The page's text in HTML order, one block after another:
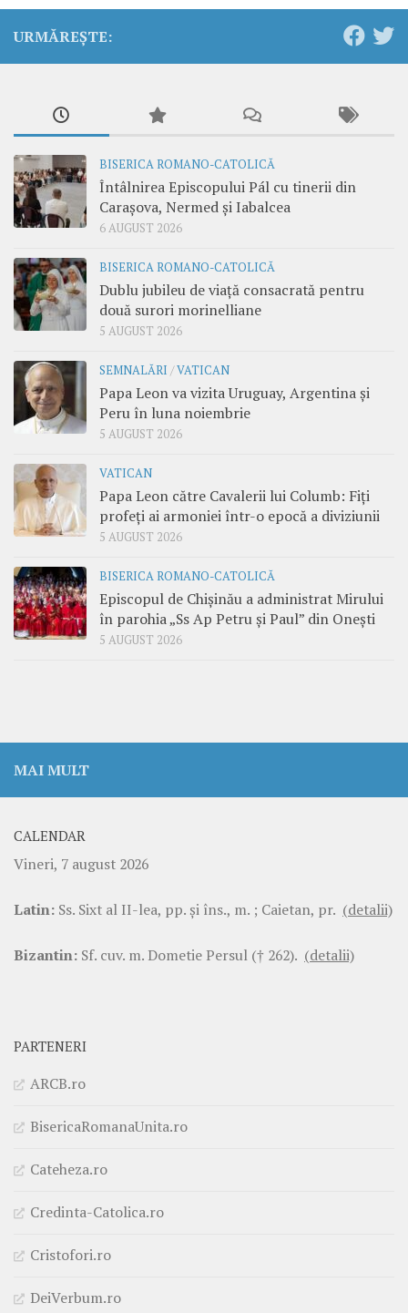
URMĂREȘTE:
BISERICA ROMANO-CATOLICĂ
Întâlnirea Episcopului Pál cu tinerii din
Carașova, Nermed și Iabalcea
6 AUGUST 2026
BISERICA ROMANO-CATOLICĂ
Dublu jubileu de viață consacrată pentru
două surori morinelliane
5 AUGUST 2026
SEMNALĂRI /VATICAN
Papa Leon va vizita Uruguay, Argentina și
Peru în luna noiembrie
5 AUGUST 2026
VATICAN
Papa Leon către Cavalerii lui Columb: Fiți
profeți ai armoniei într-o epocă a diviziunii
5 AUGUST 2026
BISERICA ROMANO-CATOLICĂ
Episcopul de Chișinău a administrat Mirului
în parohia „Ss Ap Petru și Paul” din Onești
5 AUGUST 2026
MAI MULT
CALENDAR
Vineri, 7 august 2026
Latin: Ss. Sixt al II-lea, pp. şi îns., m. ; Caietan, pr. (detalii)
Bizantin: Sf. cuv. m. Dometie Persul († 262). (detalii)
PARTENERI
ARCB.ro
BisericaRomanaUnita.ro
Cateheza.ro
Credinta-Catolica.ro
Cristofori.ro
DeiVerbum.ro